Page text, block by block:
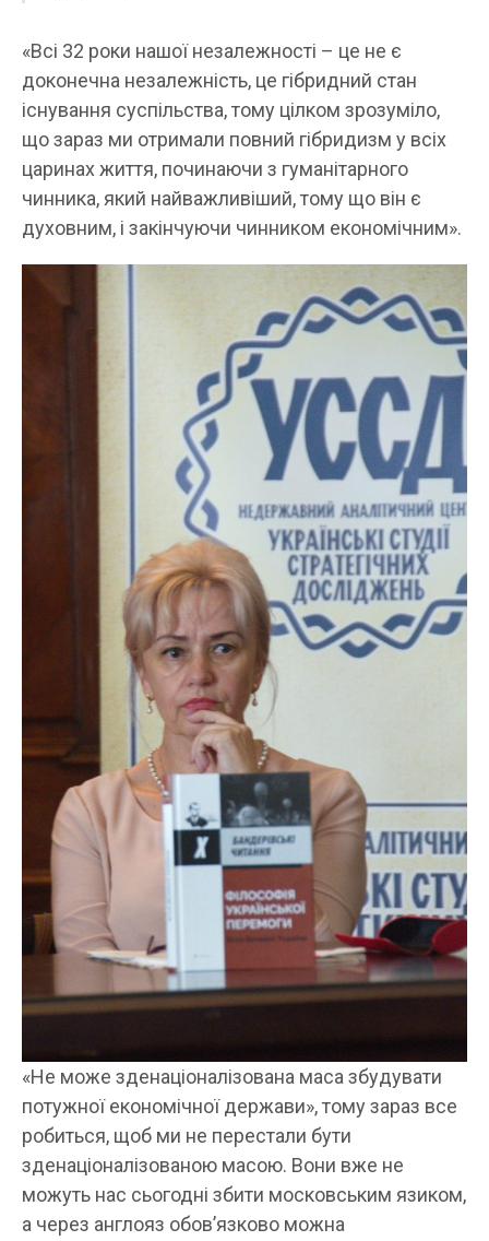
«Всі 32 роки нашої незалежності – це не є
доконечна незалежність, це гібридний стан
існування суспільства, тому цілком зрозуміло,
що зараз ми отримали повний гібридизм у всіх
царинах життя, починаючи з гуманітарного
чинника, який найважливіший, тому що він є
духовним, і закінчуючи чинником економічним».
«Не може зденаціоналізована маса збудувати
потужної економічної держави», тому зараз все
робиться, щоб ми не перестали бути
зденаціоналізованою масою. Вони вже не
можуть нас сьогодні збити московським язиком,
а через англояз обов’язково можна